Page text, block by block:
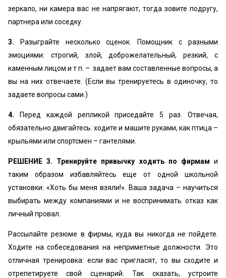
зеркало, ни камера вас не напрягают, тогда зовите подругу,
партнера или соседку.
3. Разыграйте несколько сценок. Помощник с разными
эмоциями: строгий, злой, доброжелательный, резкий, с
каменным лицом и т.п. – задает вам составленные вопросы, а
вы на них отвечаете. (Если вы тренируетесь в одиночку, то
задаете вопросы сами.)
4. Перед каждой репликой приседайте 5 раз. Отвечая,
обязательно двигайтесь: ходите и машите руками, как птица –
крыльями или спортсмен – гантелями.
РЕШЕНИЕ 3. Тренируйте привычку ходить по фирмам и
таким образом избавляйтесь еще от одной школьной
установки: «Хоть бы меня взяли!». Ваша задача – научиться
выбирать между компаниями и не воспринимать отказ как
личный провал.
Рассылайте резюме в фирмы, куда вы никогда не пойдете.
Ходите на собеседования на неприметные должности. Это
отличная тренировка: если вас пригласят, то вы сходите и
отрепетируете свой сценарий. Так сказать, устроите